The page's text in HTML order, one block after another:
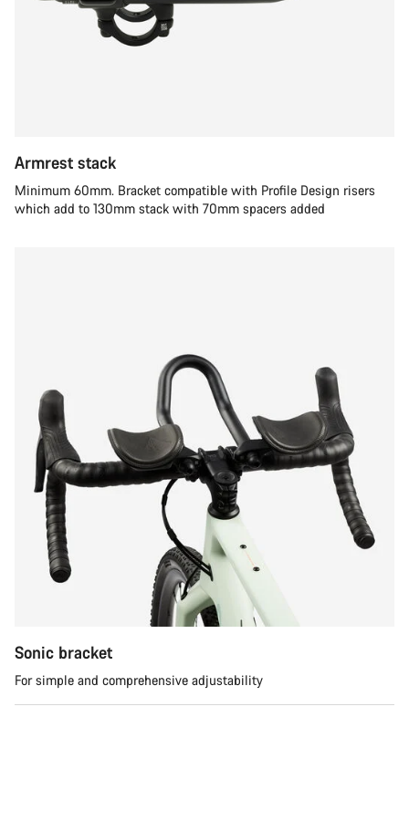
Armrest stack
Minimum 60mm. Bracket compatible with Profile Design risers
which add to 130mm stack with 70mm spacers added
Sonic bracket
For simple and comprehensive adjustability